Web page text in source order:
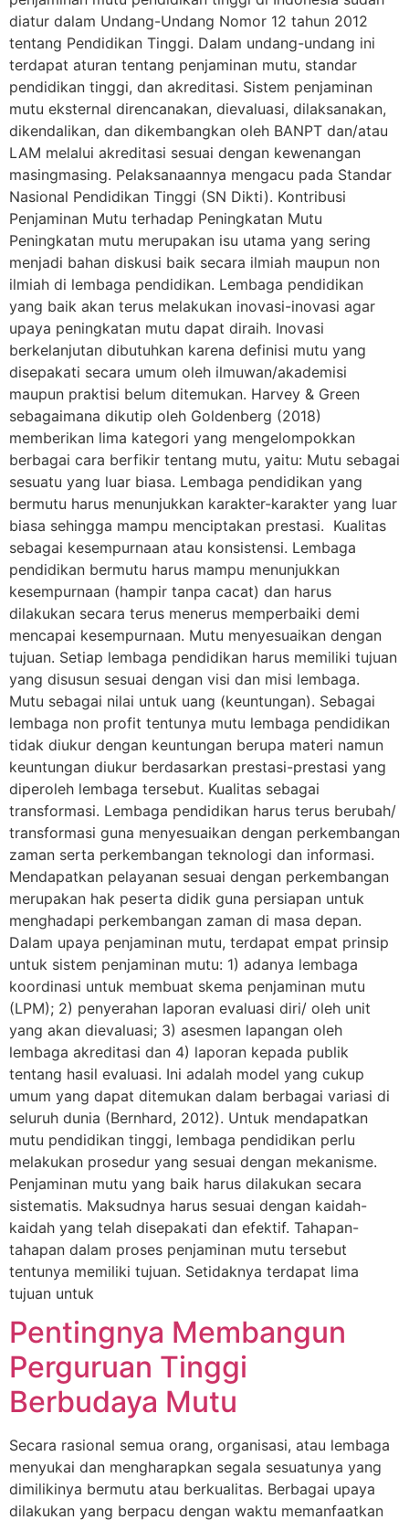
diatur dalam Undang-Undang Nomor 12 tahun 2012
tentang Pendidikan Tinggi. Dalam undang-undang ini
terdapat aturan tentang penjaminan mutu, standar
pendidikan tinggi, dan akreditasi. Sistem penjaminan
mutu eksternal direncanakan, dievaluasi, dilaksanakan,
dikendalikan, dan dikembangkan oleh BANPT dan/atau
LAM melalui akreditasi sesuai dengan kewenangan
masingmasing. Pelaksanaannya mengacu pada Standar
Nasional Pendidikan Tinggi (SN Dikti). Kontribusi
Penjaminan Mutu terhadap Peningkatan Mutu
Peningkatan mutu merupakan isu utama yang sering
menjadi bahan diskusi baik secara ilmiah maupun non
ilmiah di lembaga pendidikan. Lembaga pendidikan
yang baik akan terus melakukan inovasi-inovasi agar
upaya peningkatan mutu dapat diraih. Inovasi
berkelanjutan dibutuhkan karena definisi mutu yang
disepakati secara umum oleh ilmuwan/akademisi
maupun praktisi belum ditemukan. Harvey & Green
sebagaimana dikutip oleh Goldenberg (2018)
memberikan lima kategori yang mengelompokkan
berbagai cara berfikir tentang mutu, yaitu: Mutu sebagai
sesuatu yang luar biasa. Lembaga pendidikan yang
bermutu harus menunjukkan karakter-karakter yang luar
biasa sehingga mampu menciptakan prestasi. Kualitas
sebagai kesempurnaan atau konsistensi. Lembaga
pendidikan bermutu harus mampu menunjukkan
kesempurnaan (hampir tanpa cacat) dan harus
dilakukan secara terus menerus memperbaiki demi
mencapai kesempurnaan. Mutu menyesuaikan dengan
tujuan. Setiap lembaga pendidikan harus memiliki tujuan
yang disusun sesuai dengan visi dan misi lembaga.
Mutu sebagai nilai untuk uang (keuntungan). Sebagai
lembaga non profit tentunya mutu lembaga pendidikan
tidak diukur dengan keuntungan berupa materi namun
keuntungan diukur berdasarkan prestasi-prestasi yang
diperoleh lembaga tersebut. Kualitas sebagai
transformasi. Lembaga pendidikan harus terus berubah/
transformasi guna menyesuaikan dengan perkembangan
zaman serta perkembangan teknologi dan informasi.
Mendapatkan pelayanan sesuai dengan perkembangan
merupakan hak peserta didik guna persiapan untuk
menghadapi perkembangan zaman di masa depan.
Dalam upaya penjaminan mutu, terdapat empat prinsip
untuk sistem penjaminan mutu: 1) adanya lembaga
koordinasi untuk membuat skema penjaminan mutu
(LPM); 2) penyerahan laporan evaluasi diri/ oleh unit
yang akan dievaluasi; 3) asesmen lapangan oleh
lembaga akreditasi dan 4) laporan kepada publik
tentang hasil evaluasi. Ini adalah model yang cukup
umum yang dapat ditemukan dalam berbagai variasi di
seluruh dunia (Bernhard, 2012). Untuk mendapatkan
mutu pendidikan tinggi, lembaga pendidikan perlu
melakukan prosedur yang sesuai dengan mekanisme.
Penjaminan mutu yang baik harus dilakukan secara
sistematis. Maksudnya harus sesuai dengan kaidah-
kaidah yang telah disepakati dan efektif. Tahapan-
tahapan dalam proses penjaminan mutu tersebut
tentunya memiliki tujuan. Setidaknya terdapat lima
tujuan untuk
Pentingnya Membangun
Perguruan Tinggi
Berbudaya Mutu
Secara rasional semua orang, organisasi, atau lembaga
menyukai dan mengharapkan segala sesuatunya yang
dimilikinya bermutu atau berkualitas. Berbagai upaya
dilakukan yang berpacu dengan waktu memanfaatkan